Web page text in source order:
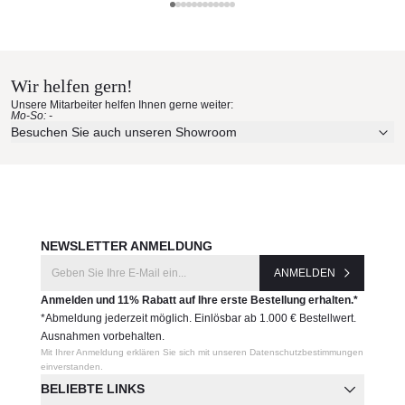
Erleben Sie unsere Stoffe und Materialien ganz in Ruhe in
Ihren eigenen vier Wänden.
Aktuelle Originalstoffe des Herstellers
Wir helfen gern!
Unsere Mitarbeiter helfen Ihnen gerne weiter:
Mo-So: -
Besuchen Sie auch unseren Showroom
BELIEBTE LINKS
NEWSLETTER ANMELDUNG
ANMELDEN
Anmelden und 11% Rabatt auf Ihre erste Bestellung erhalten.*
*Abmeldung jederzeit möglich. Einlösbar ab 1.000 € Bestellwert.
Ausnahmen vorbehalten.
Mit Ihrer Anmeldung erklären Sie sich mit unseren Datenschutzbestimmungen
einverstanden.